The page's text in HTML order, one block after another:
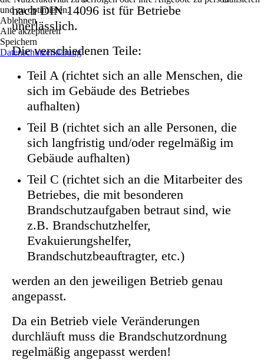
nach DIN 14096 ist für Betriebe
unerlässlich.
Die verschiedenen Teile:
Teil A (richtet sich an alle Menschen, die
sich im Gebäude des Betriebes
aufhalten)
Teil B (richtet sich an alle Personen, die
sich langfristig und/oder regelmäßig im
Gebäude aufhalten)
Teil C (richtet sich an die Mitarbeiter des
Betriebes, die mit besonderen
Brandschutzaufgaben betraut sind, wie
z.B. Brandschutzhelfer,
Evakuierungshelfer,
Brandschutzbeauftragter, etc.)
werden an den jeweiligen Betrieb genau
angepasst.
Da ein Betrieb viele Veränderungen
durchläuft muss die Brandschutzordnung
regelmäßig angepasst werden!
und zu optimieren.
Ablehnen
Alle akzeptieren
Speichern
Datenschutzerklärung